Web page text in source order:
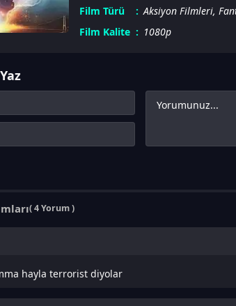
Film Türü
Aksiyon Filmleri,
Film Kalite
1080p
( 4 Yorum )
hayla terrorist diyolar